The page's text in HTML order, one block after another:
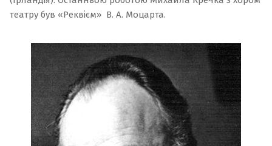
театру був «Реквієм» В. А. Моцарта.